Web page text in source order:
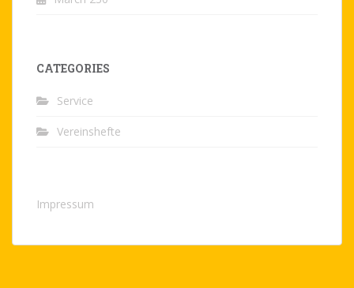
CATEGORIES
Service
Vereinshefte
Impressum